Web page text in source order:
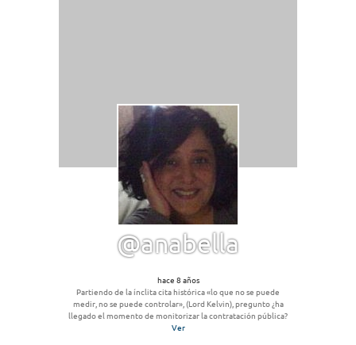
@anabella
hace 8 años
Partiendo de la ínclita cita histórica «lo que no se puede
medir, no se puede controlar», (Lord Kelvin), pregunto ¿ha
llegado el momento de monitorizar la contratación pública?
Ver